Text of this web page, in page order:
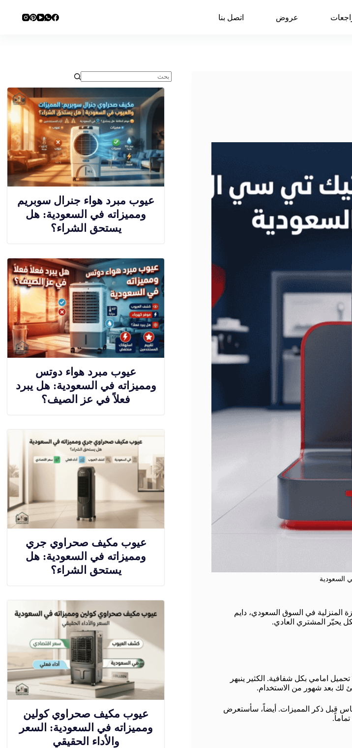
عروض اتصل بنا
المنزلية في السوق السعودي، دايم
يحيّر المشتري العادي.
اليوم قررت أفتح ملف مهم جداً وأطرح لكم عيوب ومميزات غسالة اتوماتيك تي سي ال TCL تحميل امامي بكل شفافية. الكثير ينبهر
لك بعد شهور من الاستخدام.
قبل ذكر المميزات. أيضاً، سأستعرض
عيوب مبرد هواء جنرال سوبريم
ومميزاته في السعودية: هل
يستحق الشراء؟
عيوب مبرد هواء دوتس
ومميزاته في السعودية: هل يبرد
فعلاً في عز الصيف؟
عيوب مكيف صحراوي جري
ومميزاته في السعودية: هل
يستحق الشراء؟
عيوب مكيف صحراوي كولين
ومميزاته في السعودية: السعر
والأداء الحقيقي